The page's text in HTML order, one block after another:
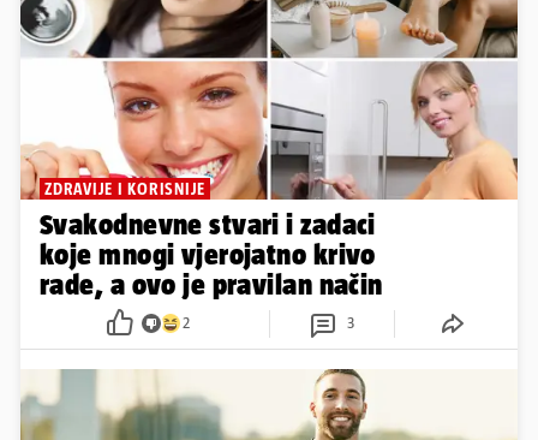
ZDRAVIJE I KORISNIJE
Svakodnevne stvari i zadaci
koje mnogi vjerojatno krivo
rade, a ovo je pravilan način
2 3